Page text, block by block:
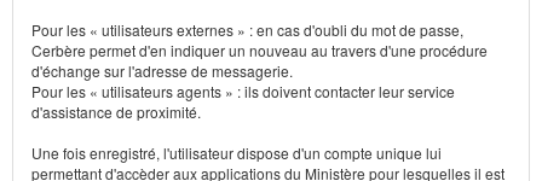
Pour les « utilisateurs externes » : en cas d'oubli du mot de passe,
Cerbère permet d'en indiquer un nouveau au travers d'une procédure
d'échange sur l'adresse de messagerie.
Pour les « utilisateurs agents » : ils doivent contacter leur service
d'assistance de proximité.
Une fois enregistré, l'utilisateur dispose d'un compte unique lui
permettant d'accèder aux applications du Ministère pour lesquelles il est